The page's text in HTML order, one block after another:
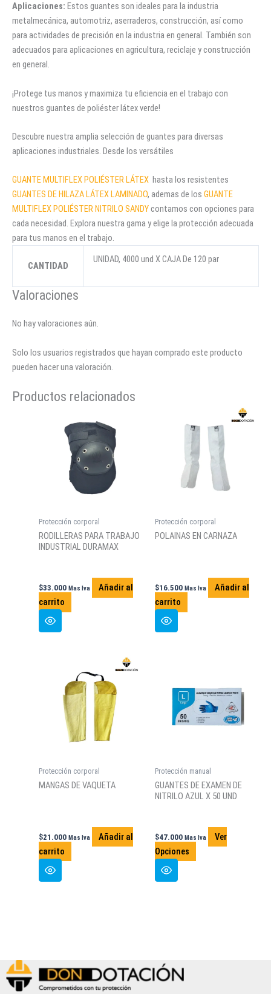
Aplicaciones: Estos guantes son ideales para la industria
metalmecánica, automotriz, aserraderos, construcción, así como
para actividades de precisión en la industria en general. También son
adecuados para aplicaciones en agricultura, reciclaje y construcción
en general.
¡Protege tus manos y maximiza tu eficiencia en el trabajo con
nuestros guantes de poliéster látex verde!
Descubre nuestra amplia selección de guantes para diversas
aplicaciones industriales. Desde los versátiles
GUANTE MULTIFLEX POLIÉSTER LÁTEX hasta los resistentes
GUANTES DE HILAZA LÁTEX LAMINADO, ademas de los GUANTE
MULTIFLEX POLIÉSTER NITRILO SANDYcontamos con opciones para
cada necesidad. Explora nuestra gama y elige la protección adecuada
para tus manos en el trabajo.
CANTIDAD
UNIDAD, 4000 und X CAJA De 120 par
Valoraciones
No hay valoraciones aún.
Solo los usuarios registrados que hayan comprado este producto
pueden hacer una valoración.
Productos relacionados
Protección corporal
RODILLERAS PARA TRABAJO
INDUSTRIAL DURAMAX
$33.000 Mas Iva
Añadir al
carrito
Protección corporal
POLAINAS EN CARNAZA
$16.500 Mas Iva
Añadir al
carrito
Protección corporal
MANGAS DE VAQUETA
$21.000 Mas Iva
Añadir al
carrito
Protección manual
GUANTES DE EXAMEN DE
NITRILO AZUL X 50 UND
$47.000 Mas Iva
Ver
Opciones